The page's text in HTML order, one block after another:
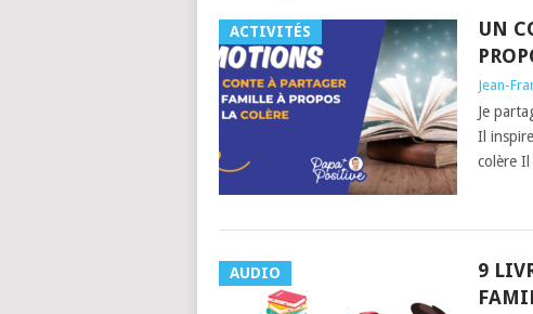
ACTIVITÉS
UN
Jean-
Je
Il
colère
AUDIO
9